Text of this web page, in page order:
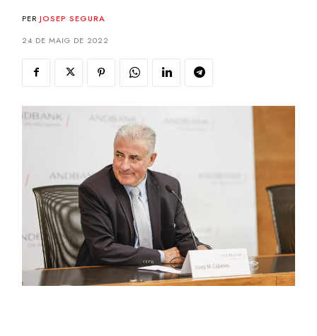
PER JOSEP SEGURA
24 DE MAIG DE 2022